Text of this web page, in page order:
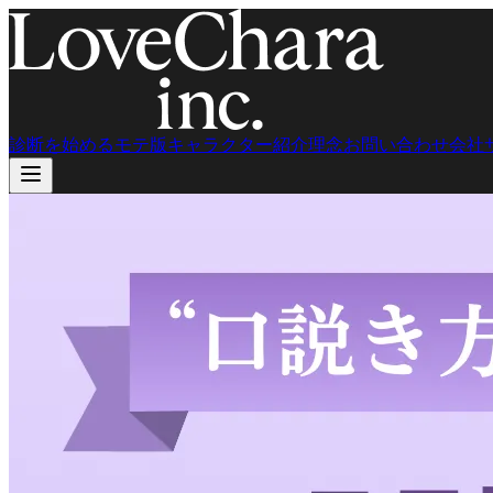
診断を始めるモテ版キャラクター紹介理念お問い合わせ会社